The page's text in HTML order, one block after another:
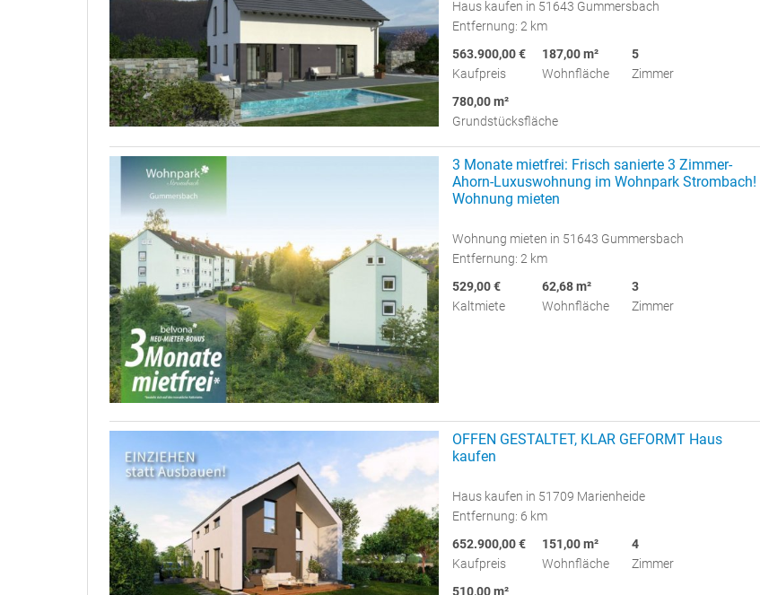
Haus kaufen in 51643 Gummersbach
Entfernung: 2 km
563.900,00 €
Kaufpreis
187,00 m²
Wohnfläche
5
Zimmer
780,00 m²
Grundstücksfläche
3 Monate mietfrei: Frisch sanierte 3 Zimmer-
Ahorn-Luxuswohnung im Wohnpark Strombach!
Wohnung mieten
Wohnung mieten in 51643 Gummersbach
Entfernung: 2 km
529,00 €
Kaltmiete
62,68 m²
Wohnfläche
3
Zimmer
OFFEN GESTALTET, KLAR GEFORMT Haus
kaufen
Haus kaufen in 51709 Marienheide
Entfernung: 6 km
652.900,00 €
Kaufpreis
151,00 m²
Wohnfläche
4
Zimmer
510,00 m²